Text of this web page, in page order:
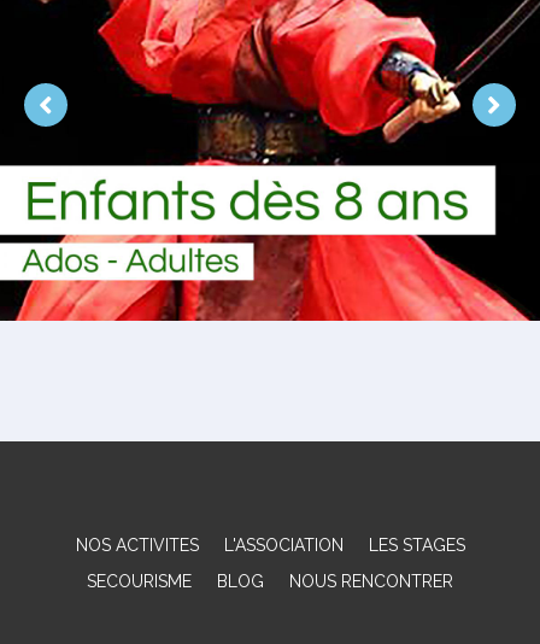
NOS ACTIVITES L'ASSOCIATION
LES STAGES
SECOURISME
BLOG NOUS RENCONTRER